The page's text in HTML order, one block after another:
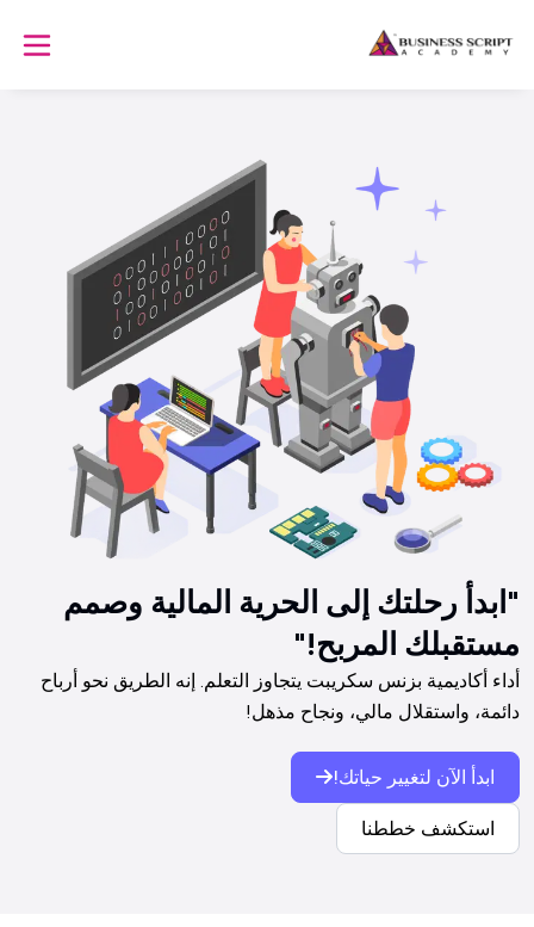
"ابدأ رحلتك إلى الحرية المالية وصمم
مستقبلك المربح!"
أداء أكاديمية بزنس سكريبت يتجاوز التعلم. إنه الطريق نحو أرباح
دائمة، واستقلال مالي، ونجاح مذهل!
ابدأ الآن لتغيير حياتك!
استكشف خططنا